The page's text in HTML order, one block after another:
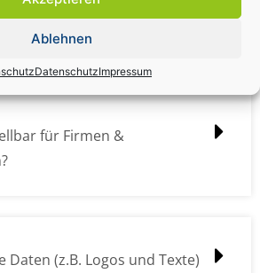
Ablehnen
DatenschutzImpressum
/ Profidatencheck
für Firmen &
Daten (z.B. Logos und Texte)